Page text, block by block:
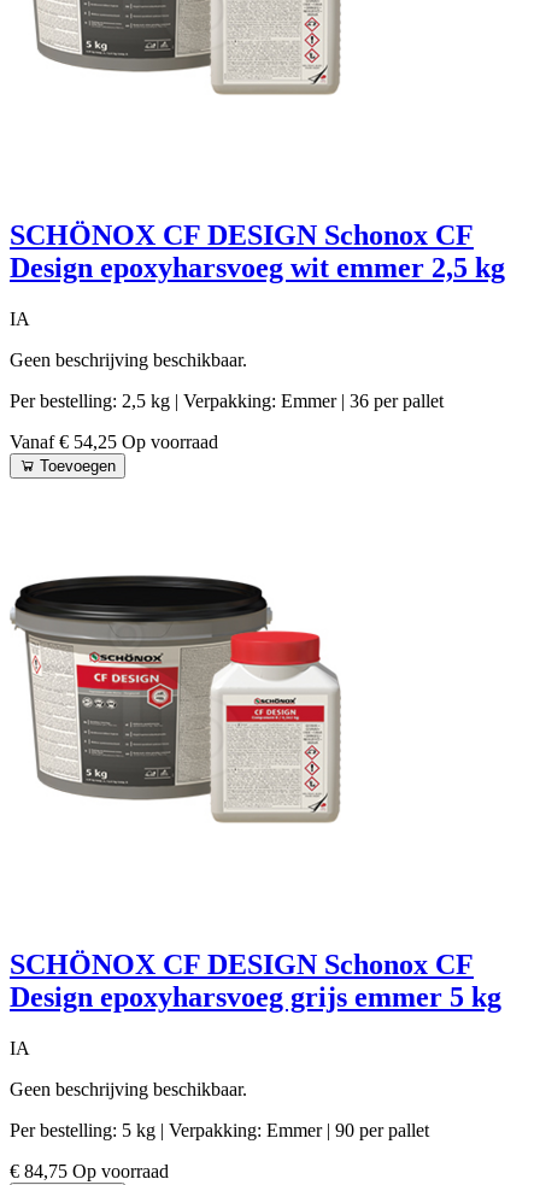
SCHÖNOX CF DESIGN Schonox CF
Design epoxyharsvoeg wit emmer 2,5 kg
IA
Geen beschrijving beschikbaar.
Per bestelling: 2,5 kg | Verpakking: Emmer | 36 per pallet
Vanaf € 54,25 Op voorraad
Toevoegen
SCHÖNOX CF DESIGN Schonox CF
Design epoxyharsvoeg grijs emmer 5 kg
IA
Geen beschrijving beschikbaar.
Per bestelling: 5 kg | Verpakking: Emmer | 90 per pallet
€ 84,75 Op voorraad